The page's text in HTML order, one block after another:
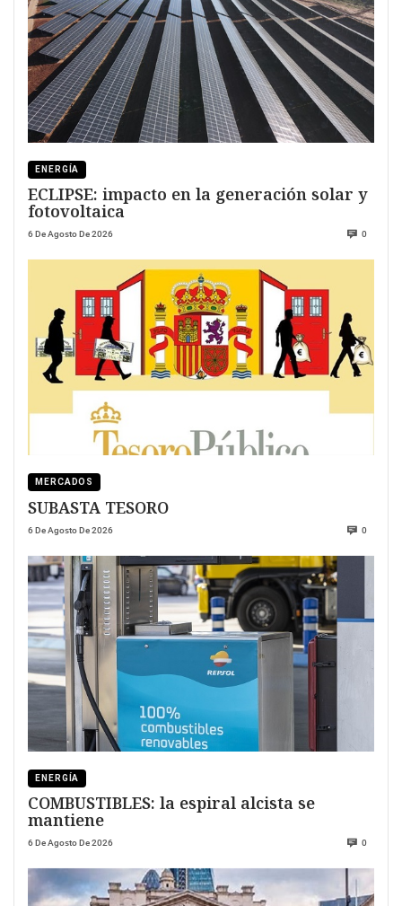
ENERGÍA
ECLIPSE: impacto en la generación solar y
fotovoltaica
6 De Agosto De 2026 0
MERCADOS
SUBASTA TESORO
6 De Agosto De 2026 0
ENERGÍA
COMBUSTIBLES: la espiral alcista se
mantiene
6 De Agosto De 2026 0